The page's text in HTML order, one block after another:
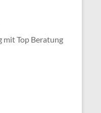
mit Top Beratung